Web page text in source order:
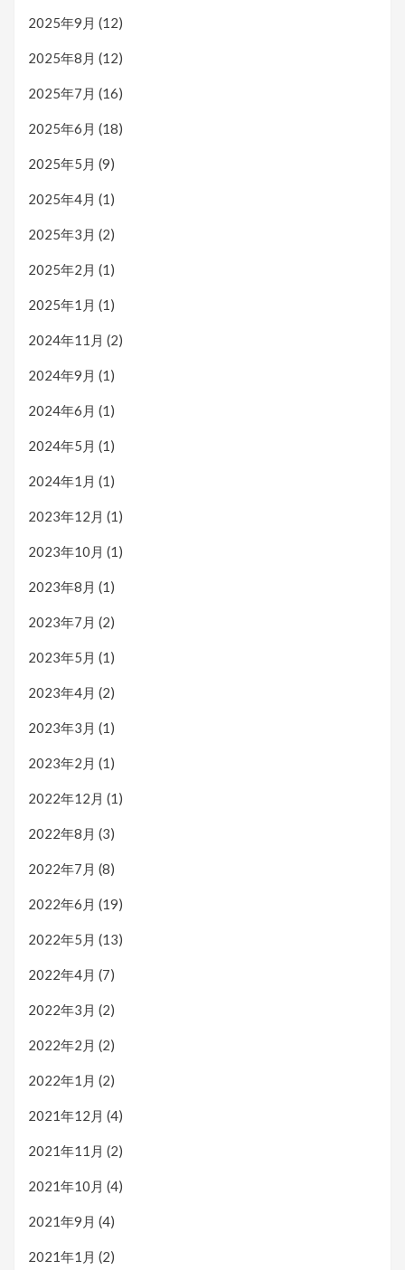
2025年9月 (12)
2025年8月 (12)
2025年7月 (16)
2025年6月 (18)
2025年5月 (9)
2025年4月 (1)
2025年3月 (2)
2025年2月 (1)
2025年1月 (1)
2024年11月 (2)
2024年9月 (1)
2024年6月 (1)
2024年5月 (1)
2024年1月 (1)
2023年12月 (1)
2023年10月 (1)
2023年8月 (1)
2023年7月 (2)
2023年5月 (1)
2023年4月 (2)
2023年3月 (1)
2023年2月 (1)
2022年12月 (1)
2022年8月 (3)
2022年7月 (8)
2022年6月 (19)
2022年5月 (13)
2022年4月 (7)
2022年3月 (2)
2022年2月 (2)
2022年1月 (2)
2021年12月 (4)
2021年11月 (2)
2021年10月 (4)
2021年9月 (4)
2021年1月 (2)